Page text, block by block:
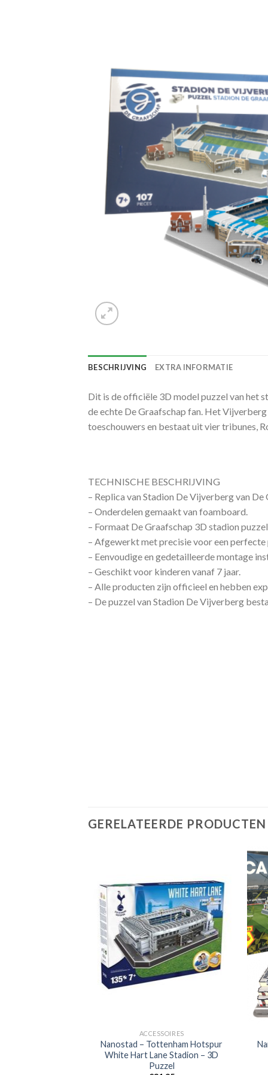
BESCHRIJVING EXTRA INFORMATIE
Dit is de officiële 3D model puzzel van het
de echte De Graafschap fan. Het
toeschouwers en bestaat uit vier tribunes,
TECHNISCHE BESCHRIJVING
– Replica van Stadion De Vijverberg van
– Onderdelen gemaakt van foamboard.
– Formaat De Graafschap 3D stadion
– Afgewerkt met precisie voor een perfecte
– Eenvoudige en gedetailleerde montage
– Geschikt voor kinderen vanaf 7 jaar.
– Alle producten zijn officieel en hebben
– De puzzel van Stadion De Vijverberg
GERELATEERDE PRODUCTEN
ACCESSOIRES
Nanostad – Tottenham Hotspur
White Hart Lane Stadion – 3D
Puzzel